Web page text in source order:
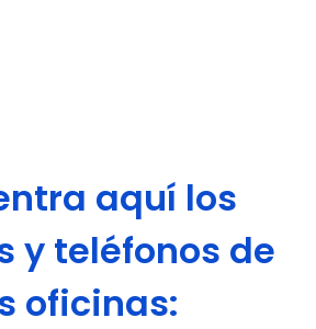
aquí los
y teléfonos de
oficinas: